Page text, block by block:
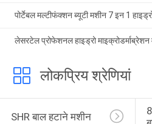
पोर्टेबल मल्टीफंक्शन ब्यूटी मशीन 7 इन 1
लेसरटेल प्रोफेशनल हाइड्रो माइक्रोडर्माब्रेशन
लोकप्रिय श्रेणियां
SHR बाल हटाने मशीन